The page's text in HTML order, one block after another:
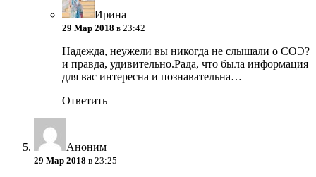
Ирина
29 Мар 2018 в 23:42
Надежда, неужели вы никогда не слышали о СОЭ?
и правда, удивительно.Рада, что была информация
для вас интересна и познавательна…
Ответить
Аноним
29 Мар 2018 в 23:25